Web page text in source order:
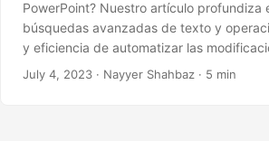
PowerPoint? Nuestro artículo profundiza
búsquedas avanzadas de texto y
y eficiencia de automatizar las
y esfuerzo valiosos.
July 4, 2023 · Nayyer Shahbaz · 5 min